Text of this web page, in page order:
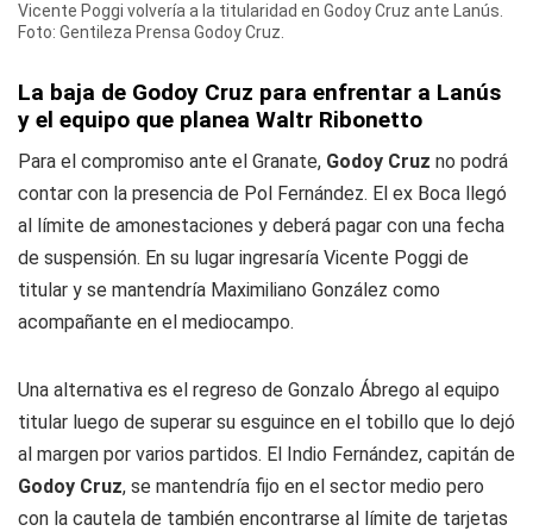
Vicente Poggi volvería a la titularidad en Godoy Cruz ante Lanús.
Foto: Gentileza Prensa Godoy Cruz.
La baja de Godoy Cruz para enfrentar a Lanús
y el equipo que planea Waltr Ribonetto
Para el compromiso ante el Granate, Godoy Cruz no podrá
contar con la presencia de Pol Fernández. El ex Boca llegó
al límite de amonestaciones y deberá pagar con una fecha
de suspensión. En su lugar ingresaría Vicente Poggi de
titular y se mantendría Maximiliano González como
acompañante en el mediocampo.
Una alternativa es el regreso de Gonzalo Ábrego al equipo
titular luego de superar su esguince en el tobillo que lo dejó
al margen por varios partidos. El Indio Fernández, capitán de
Godoy Cruz, se mantendría fijo en el sector medio pero
con la cautela de también encontrarse al límite de tarjetas